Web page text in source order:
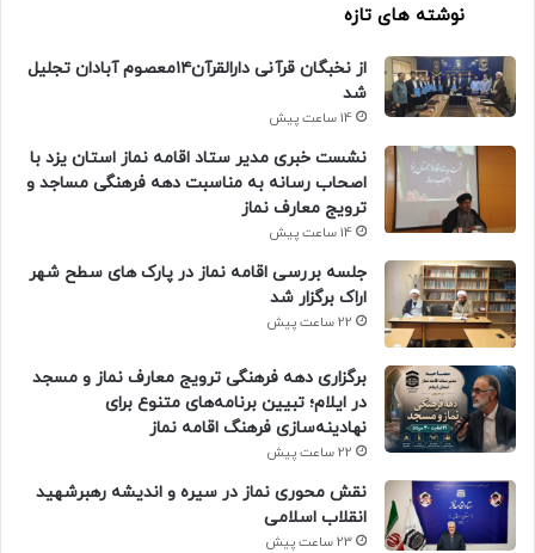
نوشته های تازه
از نخبگان قرآنی دارالقرآن۱۴معصوم آبادان تجلیل
شد
14 ساعت پیش
نشست خبری مدیر ستاد اقامه نماز استان یزد با
اصحاب رسانه به مناسبت دهه فرهنگی مساجد و
ترویج معارف نماز
14 ساعت پیش
جلسه بررسی اقامه نماز در پارک های سطح شهر
اراک برگزار شد
22 ساعت پیش
برگزاری دهه فرهنگی ترویج معارف نماز و مسجد
در ایلام؛ تبیین برنامه‌های متنوع برای
نهادینه‌سازی فرهنگ اقامه نماز
22 ساعت پیش
نقش محوری نماز در سیره و اندیشه رهبرشهید
انقلاب اسلامی
23 ساعت پیش